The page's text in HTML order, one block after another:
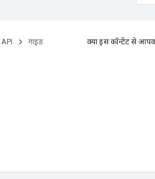
गाइड क्या इस कॉन्टेंट से